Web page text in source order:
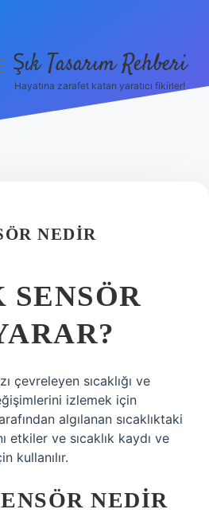
Şık Tasarım Rehberi
Hayatına zarafet katan yaratıcı fikirler!
NEDIR
çevreleyen sıcaklığı ve
izlemek için
algılanan sıcaklıktaki
etkiler ve sıcaklık kaydı ve
kullanılır.
NEDIR